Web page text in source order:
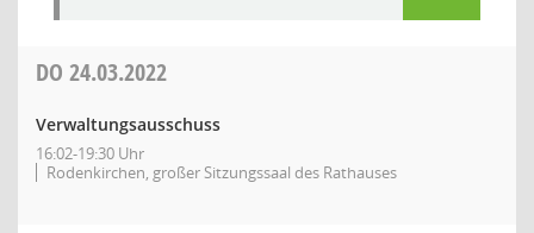
DO 24.03.2022
Verwaltungsausschuss
16:02-19:30 Uhr
Rodenkirchen, großer Sitzungssaal des Rathauses